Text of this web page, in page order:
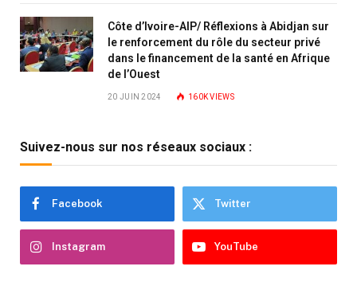
Côte d’Ivoire-AIP/ Réflexions à Abidjan sur
le renforcement du rôle du secteur privé
dans le financement de la santé en Afrique
de l’Ouest
20 JUIN 2024 160KVIEWS
Suivez-nous sur nos réseaux sociaux :
Facebook Twitter
Instagram YouTube